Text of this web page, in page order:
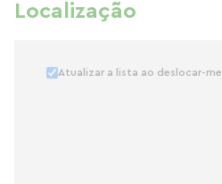
Localização
Atualizar a lista ao deslocar-me